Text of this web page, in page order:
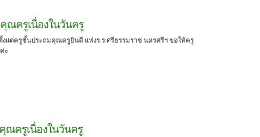
คุณครูเนื่องในวันครู
แต่ครูชั้นประถมคุณครูยินดี แห่งร.ร.ศรีธรรมราช นครศรีฯ ขอให้ครู
ะ
ณครูเนื่องในวันครู